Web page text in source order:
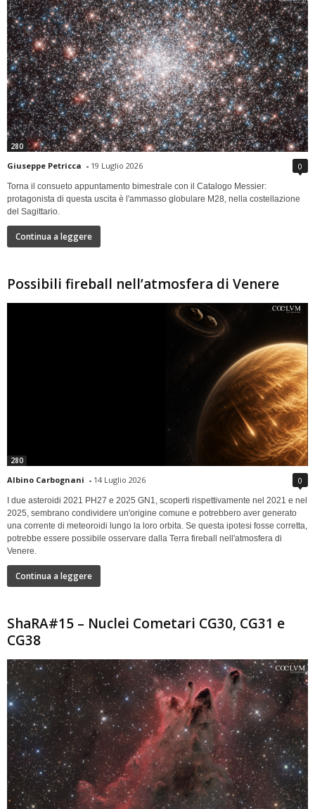
280
Giuseppe Petricca - 19 Luglio 2026 0
Torna il consueto appuntamento bimestrale con il Catalogo Messier:
protagonista di questa uscita è l'ammasso globulare M28, nella costellazione
del Sagittario.
Continua a leggere
Possibili fireball nell’atmosfera di Venere
280
Albino Carbognani - 14 Luglio 2026 0
I due asteroidi 2021 PH27 e 2025 GN1, scoperti rispettivamente nel 2021 e nel
2025, sembrano condividere un'origine comune e potrebbero aver generato
una corrente di meteoroidi lungo la loro orbita. Se questa ipotesi fosse corretta,
potrebbe essere possibile osservare dalla Terra fireball nell'atmosfera di
Venere.
Continua a leggere
ShaRA#15 – Nuclei Cometari CG30, CG31 e
CG38